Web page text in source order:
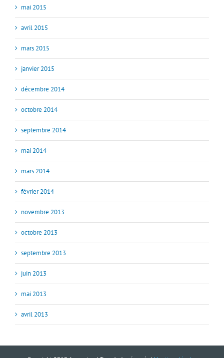
mai 2015
avril 2015
mars 2015
janvier 2015
décembre 2014
octobre 2014
septembre 2014
mai 2014
mars 2014
février 2014
novembre 2013
octobre 2013
septembre 2013
juin 2013
mai 2013
avril 2013